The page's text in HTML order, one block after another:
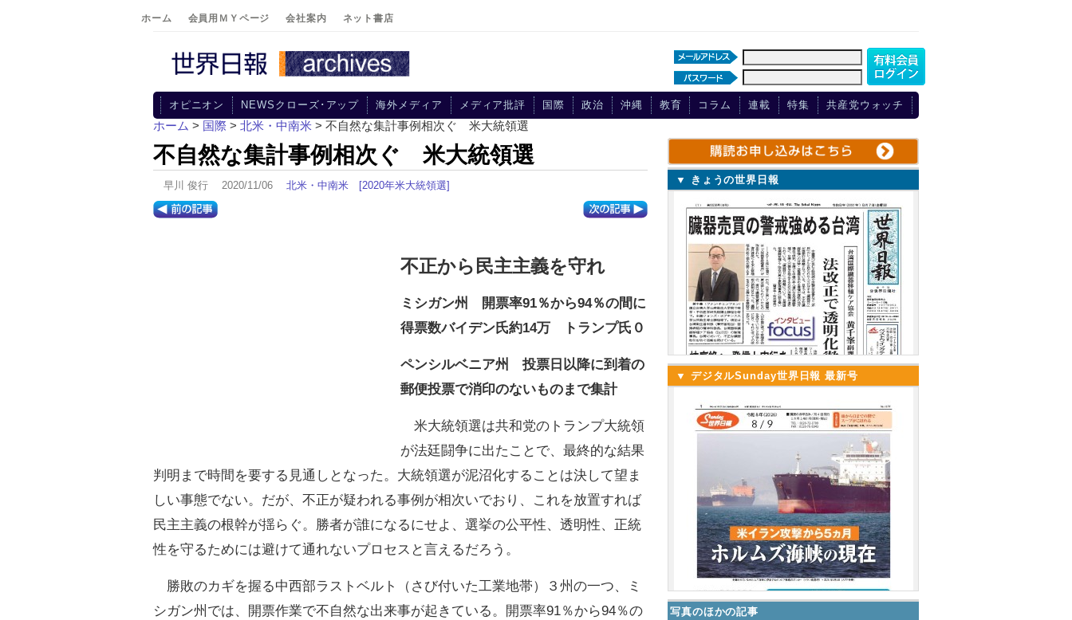
ホーム 会員用ＭＹページ 会社案内 ネット書店
オピニオン NEWSクローズ･アップ 海外メディア メディア批評 国際 政治 沖縄 教育 コラム 連載 特集 共産党ウォッチ
ホーム > 国際 > 北米・中南米 > 不自然な集計事例相次ぐ 米大統領選
不自然な集計事例相次ぐ 米大統領選
早川 俊行 2020/11/06 北米・中南米 [2020年米大統領選]
不正から民主主義を守れ
ミシガン州 開票率91％から94％の間に
得票数バイデン氏約14万 トランプ氏０
ペンシルベニア州 投票日以降に到着の
郵便投票で消印のないものまで集計
米大統領選は共和党のトランプ大統領
が法廷闘争に出たことで、最終的な結果
判明まで時間を要する見通しとなった。大統領選が泥沼化することは決して望ま
しい事態でない。だが、不正が疑われる事例が相次いでおり、これを放置すれば
民主主義の根幹が揺らぐ。勝者が誰になるにせよ、選挙の公平性、透明性、正統
性を守るためには避けて通れないプロセスと言えるだろう。
勝敗のカギを握る中西部ラストベルト（さび付いた工業地帯）３州の一つ、ミ
シガン州では、開票作業で不自然な出来事が起きている。開票率91％から94％の
▼ きょうの世界日報
▼ デジタルSunday世界日報 最新号
写真のほかの記事